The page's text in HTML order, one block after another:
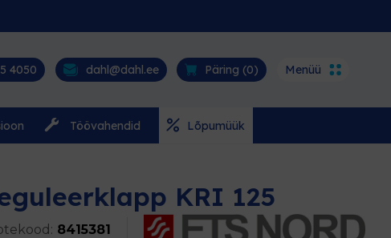
4050 dahl@dahl.ee Päring (0) Menüü
Töövahendid Lõpumüük
KRI 125
8415381